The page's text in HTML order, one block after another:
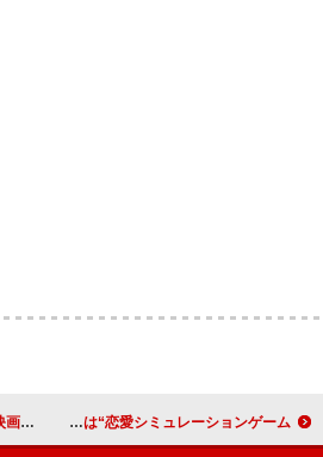
匂わせも Lienel、新曲「きみいろメモリー」MVモチーフは“恋愛シミュレーションゲーム”